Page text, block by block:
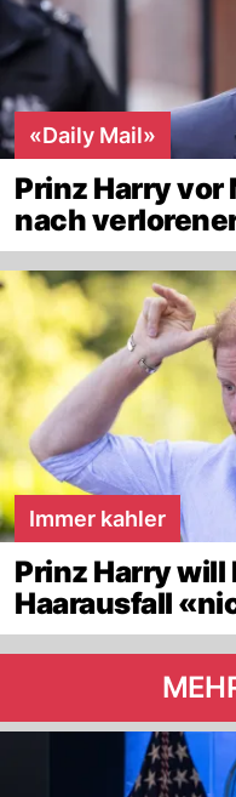
«Daily Mail»
Prinz Harry
nach
Immer kahler
Prinz Harry will
Haarausfall